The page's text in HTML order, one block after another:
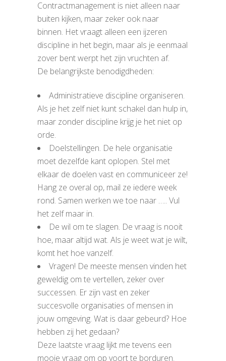
Contractmanagement is niet alleen naar
buiten kijken, maar zeker ook naar
binnen. Het vraagt alleen een ijzeren
discipline in het begin, maar als je eenmaal
zover bent werpt het zijn vruchten af.
De belangrijkste benodigdheden:
Administratieve discipline organiseren.
Als je het zelf niet kunt schakel dan hulp in,
maar zonder discipline krijg je het niet op
orde.
Doelstellingen. De hele organisatie
moet dezelfde kant oplopen. Stel met
elkaar de doelen vast en communiceer ze!
Hang ze overal op, mail ze iedere week
rond. Samen werken we toe naar ….. Vul
het zelf maar in.
De wil om te slagen. De vraag is nooit
hoe, maar altijd wat. Als je weet wat je wilt,
komt het hoe vanzelf.
Vragen! De meeste mensen vinden het
geweldig om te vertellen, zeker over
successen. Er zijn vast en zeker
succesvolle organisaties of mensen in
jouw omgeving. Wat is daar gebeurd? Hoe
hebben zij het gedaan?
Deze laatste vraag lijkt me tevens een
mooie vraag om op voort te borduren.